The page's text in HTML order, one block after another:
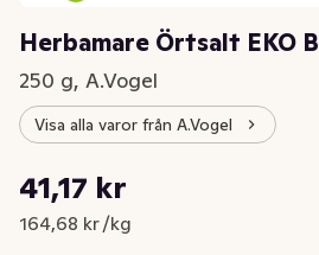
Herbamare Örtsalt EKO
250 g, A.Vogel
Visa alla varor från A.Vogel
Nuvarande pris är: 41,17 kr
41,17 kr
164,68 kr /kg
Styckpris: 164,68 kr /kg